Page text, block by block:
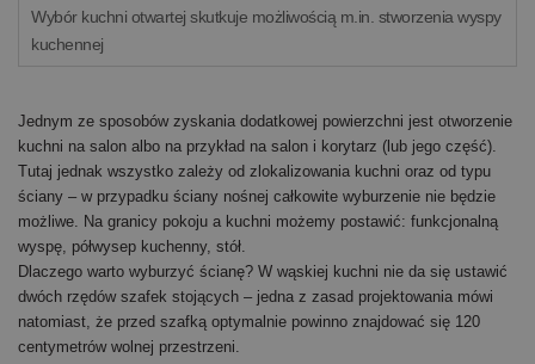
Wybór kuchni otwartej skutkuje możliwością m.in. stworzenia wyspy
kuchennej
Jednym ze sposobów zyskania dodatkowej powierzchni jest otworzenie
kuchni na salon albo na przykład na salon i korytarz (lub jego część).
Tutaj jednak wszystko zależy od zlokalizowania kuchni oraz od typu
ściany – w przypadku ściany nośnej całkowite wyburzenie nie będzie
możliwe. Na granicy pokoju a kuchni możemy postawić: funkcjonalną
wyspę, półwysep kuchenny, stół.
Dlaczego warto wyburzyć ścianę? W wąskiej kuchni nie da się ustawić
dwóch rzędów szafek stojących – jedna z zasad projektowania mówi
natomiast, że przed szafką optymalnie powinno znajdować się 120
centymetrów wolnej przestrzeni.